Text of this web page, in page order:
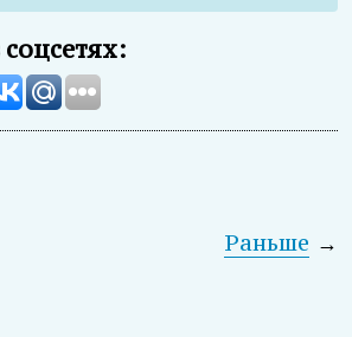
→
Раньше